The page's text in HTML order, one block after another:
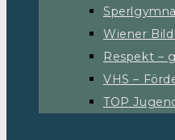
Wiener
Respekt –
VHS –
TOP